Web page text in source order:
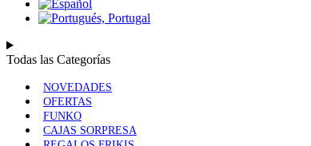
Todas las Categorías
NOVEDADES
OFERTAS
FUNKO
CAJAS SORPRESA